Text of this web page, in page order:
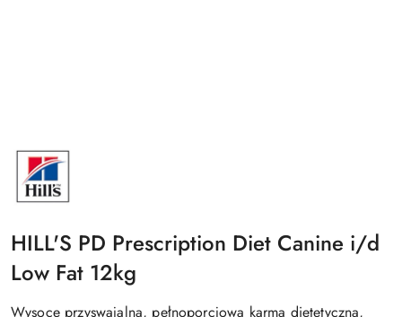
NAZWA
PRODUCENTA:
HILLS
HILL'S PD Prescription Diet Canine i/d
Low Fat 12kg
Wysoce przyswajalna, pełnoporcjowa karma dietetyczna,